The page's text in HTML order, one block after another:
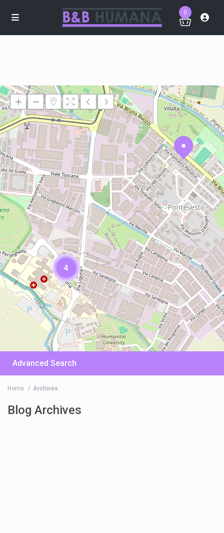
0
4
Loading Maps
Advanced Search
Home Archives
Blog Archives